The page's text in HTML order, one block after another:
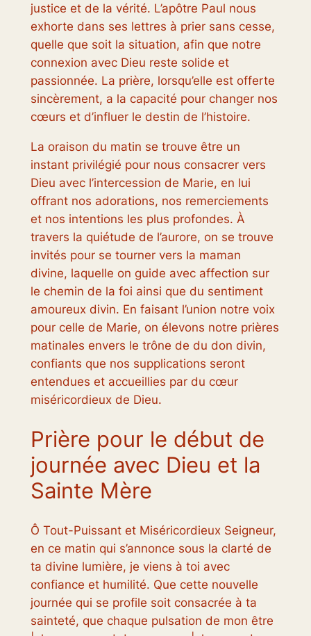
justice et de la vérité. L’apôtre Paul nous
exhorte dans ses lettres à prier sans cesse,
quelle que soit la situation, afin que notre
connexion avec Dieu reste solide et
passionnée. La prière, lorsqu’elle est offerte
sincèrement, a la capacité pour changer nos
cœurs et d’influer le destin de l’histoire.
La oraison du matin se trouve être un
instant privilégié pour nous consacrer vers
Dieu avec l’intercession de Marie, en lui
offrant nos adorations, nos remerciements
et nos intentions les plus profondes. À
travers la quiétude de l’aurore, on se trouve
invités pour se tourner vers la maman
divine, laquelle on guide avec affection sur
le chemin de la foi ainsi que du sentiment
amoureux divin. En faisant l’union notre voix
pour celle de Marie, on élevons notre prières
matinales envers le trône de du don divin,
confiants que nos supplications seront
entendues et accueillies par du cœur
miséricordieux de Dieu.
Prière pour le début de
journée avec Dieu et la
Sainte Mère
Ô Tout-Puissant et Miséricordieux Seigneur,
en ce matin qui s’annonce sous la clarté de
ta divine lumière, je viens à toi avec
confiance et humilité. Que cette nouvelle
journée qui se profile soit consacrée à ta
sainteté, que chaque pulsation de mon être